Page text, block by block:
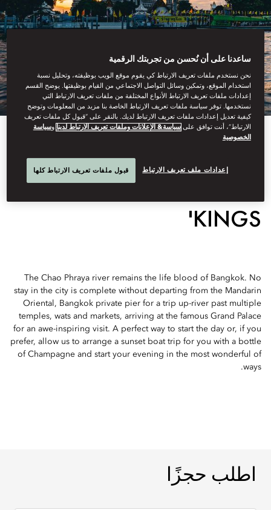
View All
CRUISE THE 'RIVER OF
KINGS'
The Chao Phraya river remains the life blood of Bangkok. No
stay in the city is complete without departing from the Mandarin
Oriental, Bangkok private pier for a trip up-river past multiple
temples, wats and markets, arriving at the famous Grand Palace
for an awe-inspiring visit. A perfect way to start the day or, if you
prefer, allow us to arrange a sunset boat trip for you with a bottle
of Champagne and start your evening in the most wonderful of
ways.
اطلب حجزًا
اطلب حجزًا
ساعدنا على أن نُحسن من تجربتك الرقمية
نحن نستخدم ملفات تعريف الارتباط كي يقوم موقع الويب بوظيفته، وتحليل نسبة
استخدام الموقع، وتمكين وسائل التواصل الاجتماعي من القيام بوظيفتها. يوضح القسم
إعدادات ملفات تعريف الارتباط الأنواع المختلفة من ملفات تعريف الارتباط التي
نستخدمها. توفر سياسة ملفات تعريف الارتباط الخاصة بنا مزيد من المعلومات وتوضح
كيفية تعديل إعدادات ملفات تعريف الارتباط لديك. بالنقر على “قبول كل ملفات تعريف
الارتباط”، أنت توافق علىسياسة& الإعلانات وملفات تعريف الارتباط لدينا وسياسة
الخصوصية
إعدادات ملف تعريف الارتباط قبول ملفات تعريف الارتباط كلها